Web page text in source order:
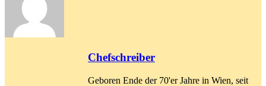
Chefschreiber
Geboren Ende der 70'er Jahre in Wien, seit